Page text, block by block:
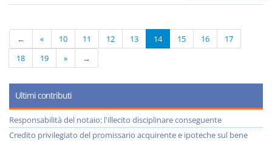
← « 10 11 12 13 14 15 16
17
18
19 » →
Ultimi contributi
Responsabilità del notaio: l'illecito disciplinare conseguente
Credito privilegiato del promissario acquirente e ipoteche sul bene